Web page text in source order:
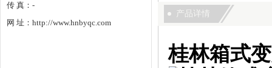
传 真：-
网 址：http://www.hnbyqc.com
产品详情
桂林箱式